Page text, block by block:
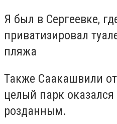
Я был в Сергеевке,
приватизировал
пляжа
Также Саакашвили
целый парк
розданным.